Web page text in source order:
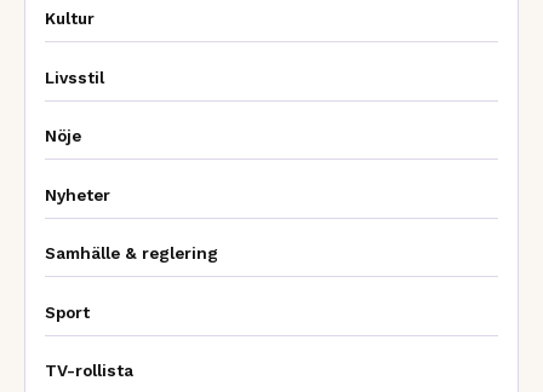
Kultur
Livsstil
Nöje
Nyheter
Samhälle & reglering
Sport
TV-rollista